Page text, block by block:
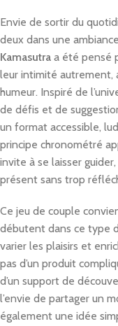
Envie de sortir du
deux dans une
Kamasutra a été pensé
leur intimité autrement,
humeur. Inspiré de
de défis et de
un format accessible,
principe chronométré
invite à se laisser
présent sans trop
Ce jeu de couple
débutent dans ce type
varier les plaisirs et
pas d’un produit
d’un support de
l’envie de partager un
également une idée